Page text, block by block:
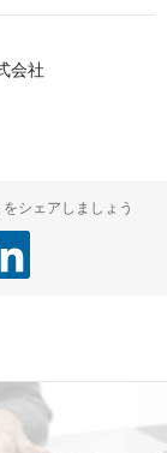
会社
シェアしましょう